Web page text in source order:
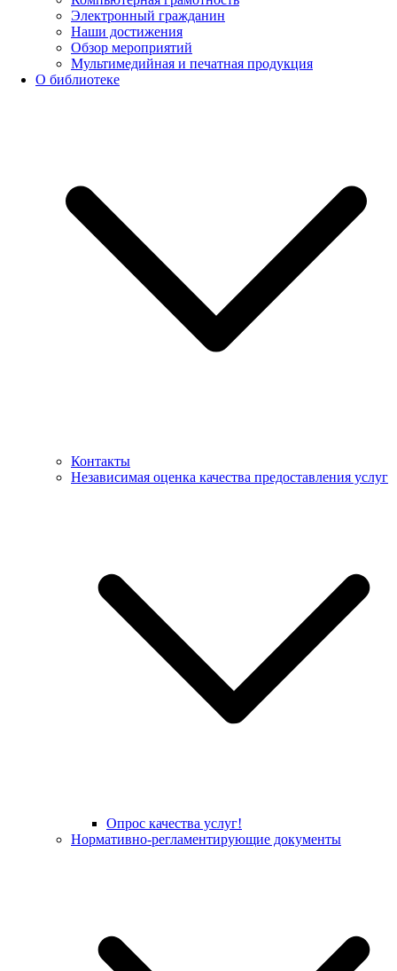
Электронный гражданин
Наши достижения
Обзор мероприятий
Мультимедийная и печатная продукция
О библиотеке
Контакты
Независимая оценка качества предоставления услуг
Опрос качества услуг!
Нормативно-регламентирующие документы